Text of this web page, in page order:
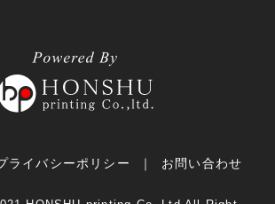
ライバシーポリシー お問い合わせ